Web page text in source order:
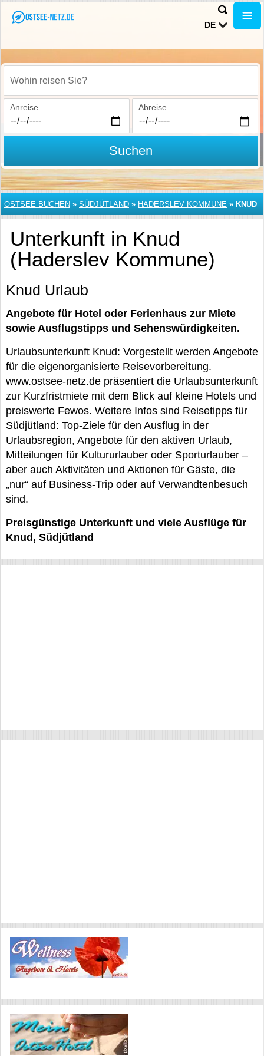
DE
Wohin reisen Sie?
Anreise Abreise
Suchen
OSTSEE BUCHEN » SÜDJÜTLAND » HADERSLEV KOMMUNE » KNUD
Unterkunft in Knud
(Haderslev Kommune)
Knud Urlaub
Angebote für Hotel oder Ferienhaus zur Miete
sowie Ausflugstipps und Sehenswürdigkeiten.
Urlaubsunterkunft Knud: Vorgestellt werden Angebote
für die eigenorganisierte Reisevorbereitung.
www.ostsee-netz.de präsentiert die Urlaubsunterkunft
zur Kurzfristmiete mit dem Blick auf kleine Hotels und
preiswerte Fewos. Weitere Infos sind Reisetipps für
Südjütland: Top-Ziele für den Ausflug in der
Urlaubsregion, Angebote für den aktiven Urlaub,
Mitteilungen für Kultururlauber oder Sporturlauber –
aber auch Aktivitäten und Aktionen für Gäste, die
„nur“ auf Business-Trip oder auf Verwandtenbesuch
sind.
Preisgünstige Unterkunft und viele Ausflüge für
Knud, Südjütland